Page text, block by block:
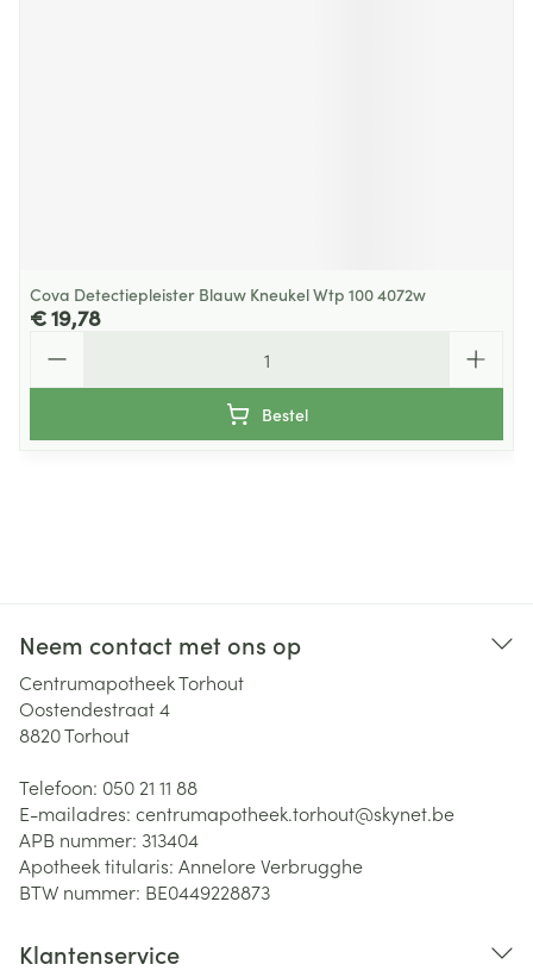
Cova Detectiepleister Blauw Kneukel Wtp 100 4072w
€ 19,78
Bestel
Neem contact met ons op
Centrumapotheek Torhout
Oostendestraat 4
8820Torhout
Telefoon: 050 21 11 88
E-mailadres: centrumapotheek.torhout@skynet.be
APB nummer: 313404
Apotheek titularis: Annelore Verbrugghe
BTW nummer: BE0449228873
Klantenservice